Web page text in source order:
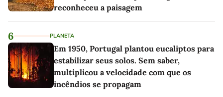
reconheceu a paisagem
6 PLANETA
Em 1950, Portugal plantou eucaliptos para
estabilizar seus solos. Sem saber,
multiplicou a velocidade com que os
incêndios se propagam